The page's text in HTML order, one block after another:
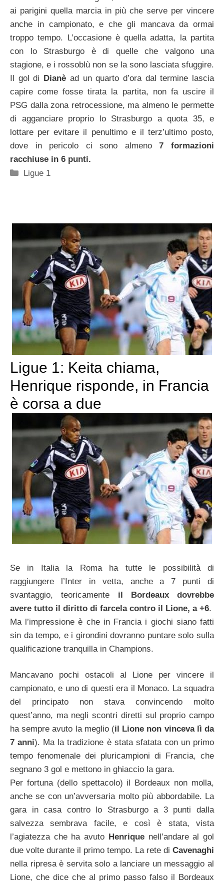
ai parigini quella marcia in più che serve per vincere
anche in campionato, e che gli mancava da ormai
troppo tempo. L’occasione è quella adatta, la partita
con lo Strasburgo è di quelle che valgono una
stagione, e i rossoblù non se la sono lasciata sfuggire.
Il gol di
Dianè ad un quarto d’ora dal termine lascia
capire come fosse tirata la partita, non fa uscire il
PSG dalla zona retrocessione, ma almeno le permette
di agganciare proprio lo Strasburgo a quota 35, e
lottare per evitare il penultimo e il terz’ultimo posto,
dove in pericolo ci sono almeno7 formazioni
racchiuse in 6 punti.
Categorie
Ligue 1
Ligue 1: Keita chiama,
Henrique risponde, in Francia
è corsa a due
Se in Italia la Roma ha tutte le possibilità di
raggiungere l’Inter in vetta, anche a 7 punti di
svantaggio, teoricamente il Bordeaux dovrebbe
avere tutto il diritto di farcela contro il Lione, a +6.
Ma l’impressione è che in Francia i giochi siano fatti
sin da tempo, e i girondini dovranno puntare solo sulla
qualificazione tranquilla in Champions.
Mancavano pochi ostacoli al Lione per vincere il
campionato, e uno di questi era il Monaco. La squadra
del principato non stava convincendo molto
quest’anno, ma negli scontri diretti sul proprio campo
ha sempre avuto la meglio (il Lione non vinceva lì da
7 anni). Ma la tradizione è stata sfatata con un primo
tempo fenomenale dei pluricampioni di Francia, che
segnano 3 gol e mettono in ghiaccio la gara.
Per fortuna (dello spettacolo) il Bordeaux non molla,
anche se con un’avversaria molto più abbordabile. La
gara in casa contro lo Strasburgo a 3 punti dalla
salvezza sembrava facile, e così è stata, vista
l’agiatezza che ha avuto Henrique nell’andare al gol
due volte durante il primo tempo. La rete di Cavenaghi
nella ripresa è servita solo a lanciare un messaggio al
Lione, che dice che al primo passo falso il Bordeaux